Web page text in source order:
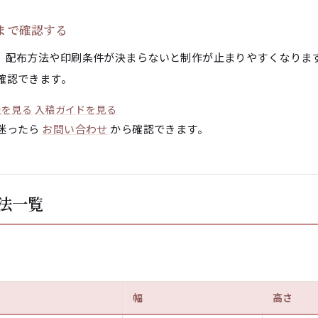
で確認する
配布方法や印刷条件が決まらないと制作が止まりやすくなりま
できます。
見る 入稿ガイドを見る
ったら お問い合わせ から確認できます。
一覧
幅 高さ